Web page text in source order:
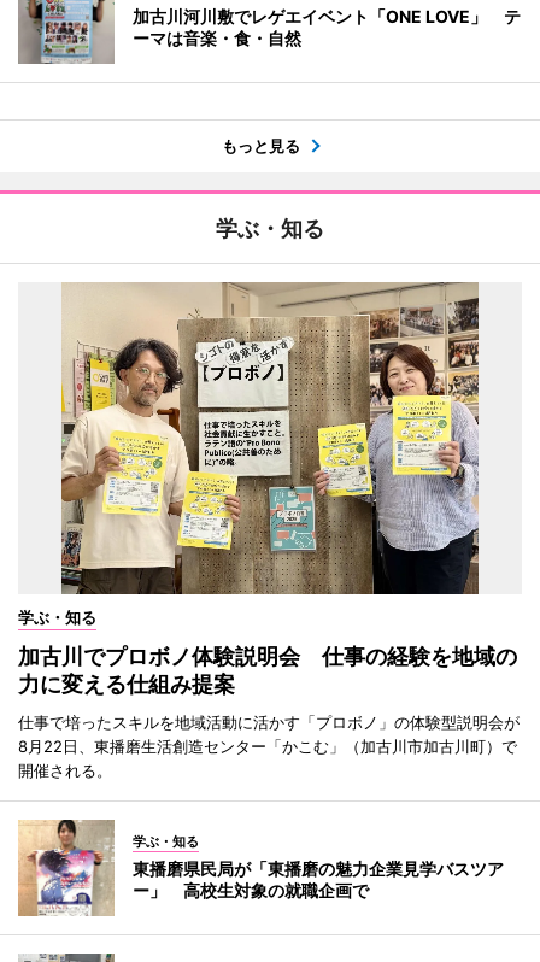
加古川河川敷でレゲエイベント「ONE LOVE」 テ
ーマは音楽・食・自然
もっと見る
学ぶ・知る
学ぶ・知る
加古川でプロボノ体験説明会 仕事の経験を地域の
力に変える仕組み提案
仕事で培ったスキルを地域活動に活かす「プロボノ」の体験型説明会が
8月22日、東播磨生活創造センター「かこむ」（加古川市加古川町）で
開催される。
学ぶ・知る
東播磨県民局が「東播磨の魅力企業見学バスツア
ー」 高校生対象の就職企画で